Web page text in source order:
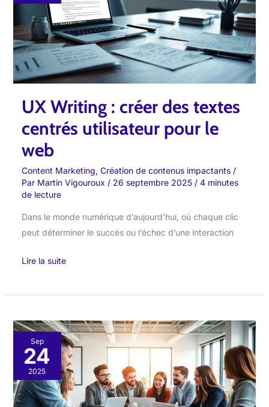
UX Writing : créer des textes
centrés utilisateur pour le
web
Content Marketing, Création de contenus impactants/
Par Martin Vigouroux / 26 septembre 2025 / 4 minutes
de lecture
Dans le monde numérique d’aujourd’hui, où chaque clic
peut déterminer le succès ou l’échec d’une interaction
des
textes
centrés
utilisateur
le
Lire la suite
Sep
24
2025
Personas
en
content
marketing
: